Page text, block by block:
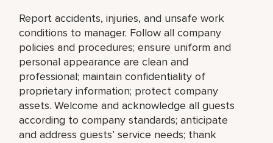
Report accidents, injuries, and unsafe work
conditions to manager. Follow all company
policies and procedures; ensure uniform and
personal appearance are clean and
professional; maintain confidentiality of
proprietary information; protect company
assets. Welcome and acknowledge all guests
according to company standards; anticipate
and address guests’ service needs; thank